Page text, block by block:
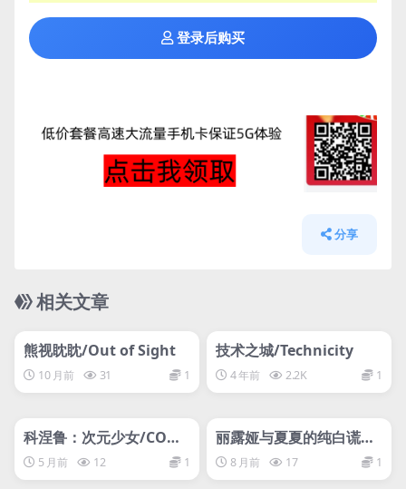
登录后购买
分享
相关文章
网盘下载游戏
熊视眈眈/Out of Sight
10 月前 31 1
网盘下载游戏
技术之城/Technicity
4 年前 2.2K 1
网盘下载游戏
科涅鲁：次元少女/CONE
RU -DIMENSION GIRL-
5 月前 12 1
网盘下载游戏
丽露娅与夏夏的纯白谎言/
Lilja and Natsuka Pain
ting Lies
8 月前 17 1